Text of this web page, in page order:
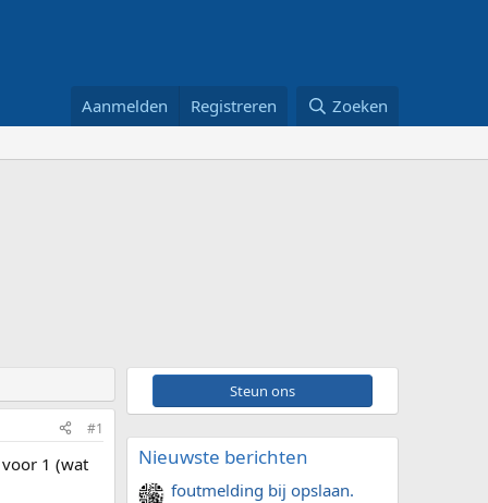
Aanmelden Registreren Zoeken
#1
1 (wat
Steun ons
Nieuwste berichten
foutmelding bij opslaan.